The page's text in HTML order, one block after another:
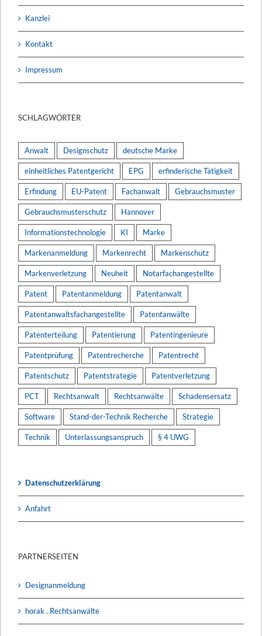
Kanzlei
Kontakt
Impressum
SCHLAGWÖRTER
Anwalt Designschutz deutsche Marke
einheitliches Patentgericht EPG erfinderische Tätigkeit
Erfindung EU-Patent Fachanwalt Gebrauchsmuster
Gebrauchsmusterschutz Hannover
Informationstechnologie KI Marke
Markenanmeldung Markenrecht Markenschutz
Markenverletzung Neuheit Notarfachangestellte
Patent Patentanmeldung Patentanwalt
Patentanwaltsfachangestellte Patentanwälte
Patenterteilung Patentierung Patentingenieure
Patentprüfung Patentrecherche Patentrecht
Patentschutz Patentstrategie Patentverletzung
PCT Rechtsanwalt Rechtsanwälte Schadensersatz
Software Stand-der-Technik Recherche Strategie
Technik Unterlassungsanspruch § 4 UWG
Datenschutzerklärung
Anfahrt
PARTNERSEITEN
Designanmeldung
horak . Rechtsanwälte